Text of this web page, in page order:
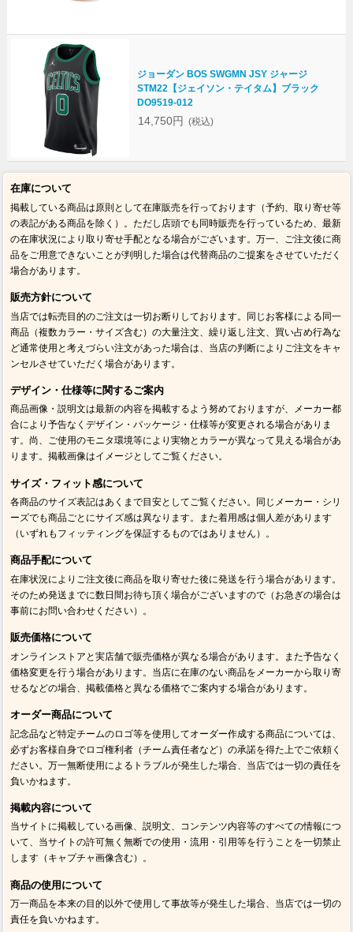
ジョーダン BOS SWGMN JSY ジャージ
STM22【ジェイソン・テイタム】ブラック
DO9519-012
14,750円 (税込)
在庫について
掲載している商品は原則として在庫販売を行っております（予約、取り寄せ等
の表記がある商品を除く）。ただし店頭でも同時販売を行っているため、最新
の在庫状況により取り寄せ手配となる場合がございます。万一、ご注文後に商
品をご用意できないことが判明した場合は代替商品のご提案をさせていただく
場合があります。
販売方針について
当店では転売目的のご注文は一切お断りしております。同じお客様による同一
商品（複数カラー・サイズ含む）の大量注文、繰り返し注文、買い占め行為な
ど通常使用と考えづらい注文があった場合は、当店の判断によりご注文をキャ
ンセルさせていただく場合があります。
デザイン・仕様等に関するご案内
商品画像・説明文は最新の内容を掲載するよう努めておりますが、メーカー都
合により予告なくデザイン・パッケージ・仕様等が変更される場合がありま
す。尚、ご使用のモニタ環境等により実物とカラーが異なって見える場合があ
ります。掲載画像はイメージとしてご覧ください。
サイズ・フィット感について
各商品のサイズ表記はあくまで目安としてご覧ください。同じメーカー・シリ
ーズでも商品ごとにサイズ感は異なります。また着用感は個人差があります
（いずれもフィッティングを保証するものではありません）。
商品手配について
在庫状況によりご注文後に商品を取り寄せた後に発送を行う場合があります。
そのため発送までに数日間お待ち頂く場合がございますので（お急ぎの場合は
事前にお問い合わせください）。
販売価格について
オンラインストアと実店舗で販売価格が異なる場合があります。また予告なく
価格変更を行う場合があります。当店に在庫のない商品をメーカーから取り寄
せるなどの場合、掲載価格と異なる価格でご案内する場合があります。
オーダー商品について
記念品など特定チームのロゴ等を使用してオーダー作成する商品については、
必ずお客様自身でロゴ権利者（チーム責任者など）の承諾を得た上でご依頼く
ださい。万一無断使用によるトラブルが発生した場合、当店では一切の責任を
負いかねます。
掲載内容について
当サイトに掲載している画像、説明文、コンテンツ内容等のすべての情報につ
いて、当サイトの許可無く無断での使用・流用・引用等を行うことを一切禁止
します（キャプチャ画像含む）。
商品の使用について
万一商品を本来の目的以外で使用して事故等が発生した場合、当店では一切の
責任を負いかねます。